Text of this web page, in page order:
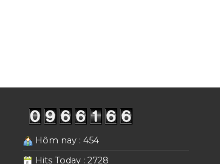
Hôm nay : 454
Hits Today : 2728